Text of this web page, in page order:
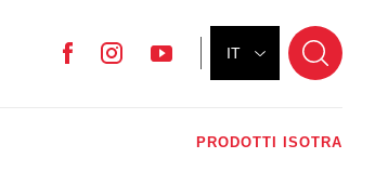
IT
YouTube
Instagram
Facebook
PRODOTTI ISOTRA